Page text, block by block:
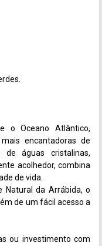
o Oceano Atlântico,
encantadoras de
de águas cristalinas,
acolhedor, combina
de vida.
Natural da Arrábida, o
de um fácil acesso a
ou investimento com